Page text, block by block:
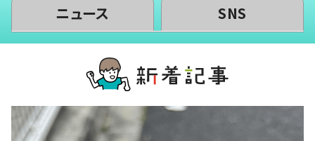
ニュース SNS